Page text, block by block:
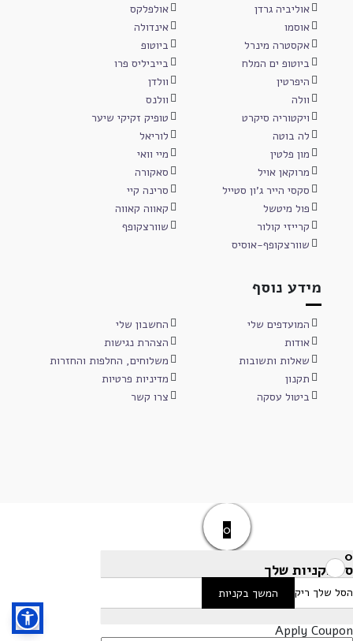
אוליביה גרדן
אולפלקס
אוסמו
אינדולה
אקסטרה מינרל
ביוטופ
ביוטופ ים המלח
בייביליס פרו
היפרטין
וולדן
וולה
וולנס
ויקטוריה סיקרט
טופיק זקיקי שיער
לה בוטה
לוריאל
מון פלטין
מיי וואי
מרוקאן אויל
סאקורה
סקסי הייר ג'ון סטייל
סרינה קיי
פול מיטשל
קאווה קאווה
קרייזי קולור
שוורצקופף
שוורצקופף-אוסיס
מידע נוסף
המועדפים שלי
החשבון שלי
אודות
הצהרת נגישות
שאלות ותשובות
משלוחים, החלפות והחזרות
תקנון
מדיניות פרטיות
ביטול עסקה
צרו קשר
0
0
סל הקניות שלך
הסל שלך ריק המשך בקניות
Apply Coupon